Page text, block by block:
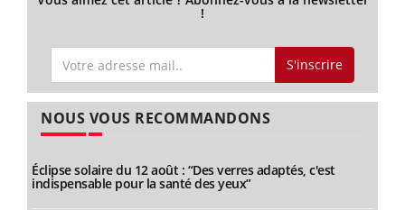
!
S'inscrire
NOUS VOUS RECOMMANDONS
Éclipse solaire du 12 août : “Des verres adaptés, c'est
indispensable pour la santé des yeux”